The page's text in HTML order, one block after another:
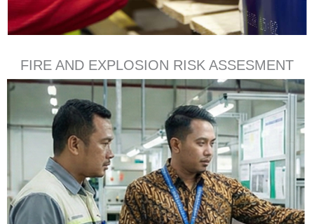
FIRE AND EXPLOSION RISK ASSESMENT